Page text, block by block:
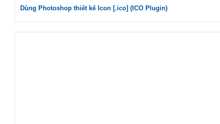
Dùng Photoshop thiết kế Icon [.ico] (ICO Plugin)